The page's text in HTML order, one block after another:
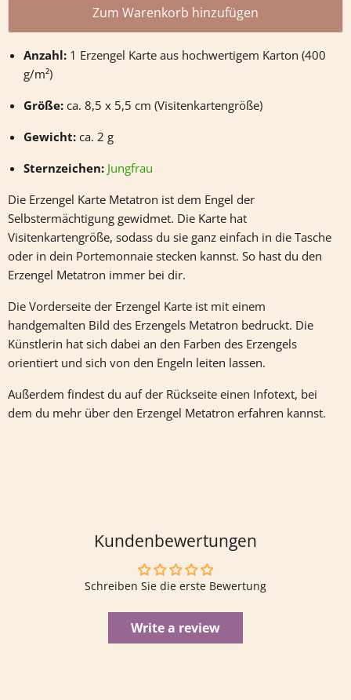
Zum Warenkorb hinzufügen
Anzahl: 1 Erzengel Karte aus hochwertigem Karton (400
g/m²)
Größe: ca. 8,5 x 5,5 cm (Visitenkartengröße)
Gewicht: ca. 2 g
Sternzeichen: Jungfrau
Die Erzengel Karte Metatron ist dem Engel der
Selbstermächtigung gewidmet. Die Karte hat
Visitenkartengröße, sodass du sie ganz einfach in die Tasche
oder in dein Portemonnaie stecken kannst. So hast du den
Erzengel Metatron immer bei dir.
Die Vorderseite der Erzengel Karte ist mit einem
handgemalten Bild des Erzengels Metatron bedruckt. Die
Künstlerin hat sich dabei an den Farben des Erzengels
orientiert und sich von den Engeln leiten lassen.
Außerdem findest du auf der Rückseite einen Infotext, bei
dem du mehr über den Erzengel Metatron erfahren kannst.
Kundenbewertungen
Schreiben Sie die erste Bewertung
Write a review